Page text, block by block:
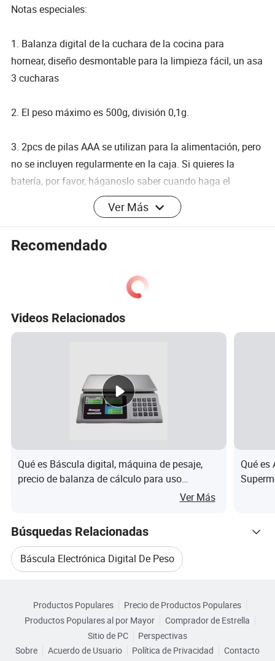
Notas especiales:
1. Balanza digital de la cuchara de la cocina para
hornear, diseño desmontable para la limpieza fácil, un asa
3 cucharas
2. El peso máximo es 500g, división 0,1g.
3. 2pcs de pilas AAA se utilizan para la alimentación, pero
no se incluyen regularmente en la caja. Si quieres la
batería, por favor, háganoslo saber cuando haga el
color personalizada y manual.
Ver Más
Recomendado
Videos Relacionados
Qué es Báscula digital, máquina de pesaje,
precio de balanza de cálculo para uso
Ver Más
Qué es
Búsquedas Relacionadas
Báscula Electrónica Digital De Peso
Báscula Digital De Peso
Navegar por Categorías
Productos Populares
Precio de Productos Populares
Productos Populares al por Mayor
Comprador de Estrella
Sitio de PC
Perspectivas
Sobre
Acuerdo de Usuario Política de Privacidad Contacto